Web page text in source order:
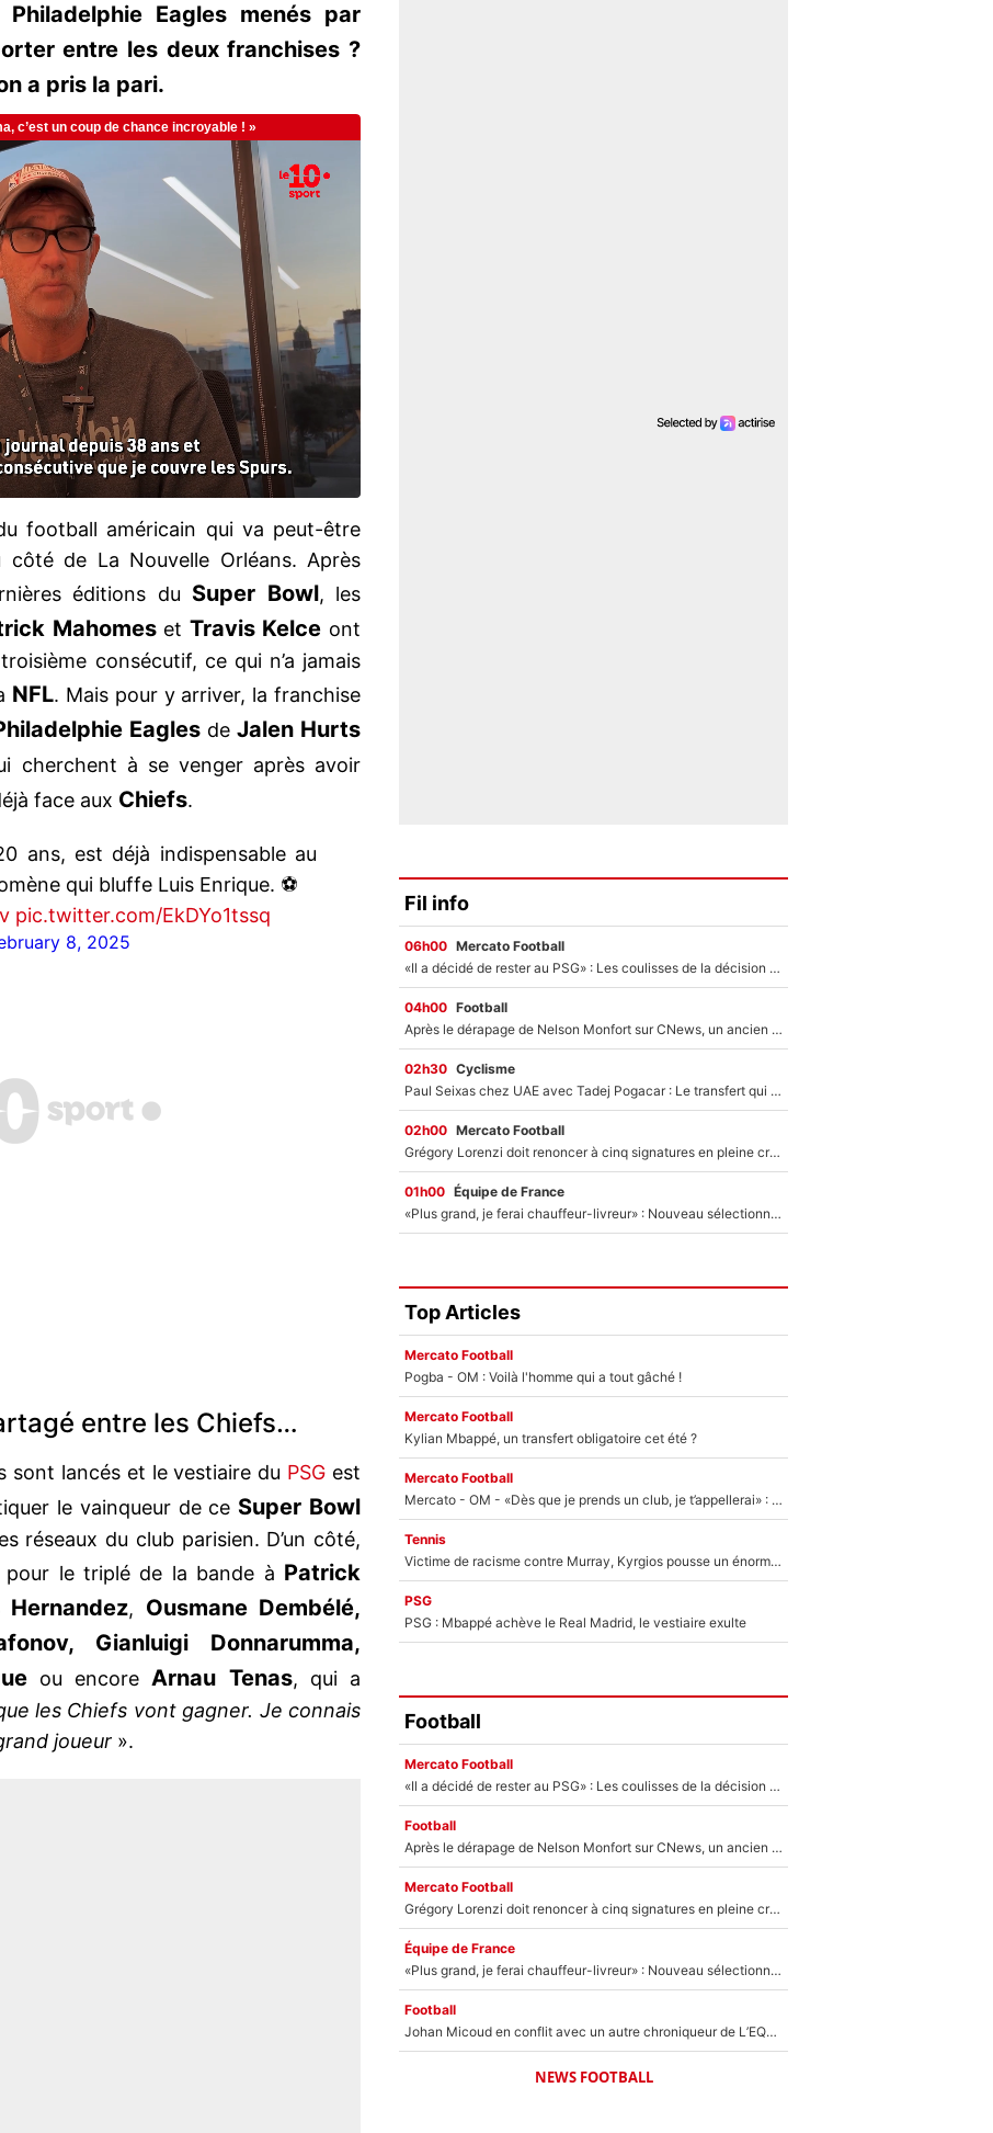
Eagles menés par
entre les deux franchises ?
a pris la pari.
football américain qui va peut-être
côté de La Nouvelle Orléans. Après
éditions du Super Bowl, les
Mahomeset Travis Kelce ont
consécutif, ce qui n’a jamais
NFL. Mais pour y arriver, la franchise
Eagles de Jalen Hurts
cherchent à se venger après avoir
face aux Chiefs.
ans, est déjà indispensable au
qui bluffe Luis Enrique. ⚽
pic.twitter.com/EkDYo1tssq
8, 2025
entre les Chiefs…
sont lancés et le vestiaire du PSG est
le vainqueur de ce Super Bowl
réseaux du club parisien. D’un côté,
le triplé de la bande à Patrick
Hernandez, Ousmane Dembélé,
Gianluigi Donnarumma,
ou encoreArnau Tenas, qui a
les Chiefs vont gagner. Je connais
joueur ».
Fil info
06h00 Mercato Football
«Il a décidé de rester au PSG» : Les coulisses de la décision de Lucas Chevalier pour son transfert
04h00 Football
Après le dérapage de Nelson Monfort sur CNews, un ancien journaliste de France Télévisions relance la polémique sur les incendies en Gironde
02h30 Cyclisme
Paul Seixas chez UAE avec Tadej Pogacar : Le transfert qui effraie le peloton, «c’est la pire des choses qui puisse arriver»
02h00 Mercato Football
Grégory Lorenzi doit renoncer à cinq signatures en pleine crise financière : L’IA propose sept noms à l’OM pour un mercato réussi... à seulement 5M€ !
01h00 Équipe de France
«Plus grand, je ferai chauffeur-livreur» : Nouveau sélectionneur des Bleus, Zinédine Zidane s’était imaginé un avenir très différent lorsqu'il était enfant
Top Articles
Mercato Football
Pogba - OM : Voilà l'homme qui a tout gâché !
Mercato Football
Kylian Mbappé, un transfert obligatoire cet été ?
Mercato Football
Mercato - OM - «Dès que je prends un club, je t’appellerai» : La promesse de Marcelino au moment de claquer la porte
Tennis
Victime de racisme contre Murray, Kyrgios pousse un énorme coup de gueule !
PSG
PSG : Mbappé achève le Real Madrid, le vestiaire exulte
Football
Mercato Football
«Il a décidé de rester au PSG» : Les coulisses de la décision de Lucas Chevalier pour son transfert
Football
Après le dérapage de Nelson Monfort sur CNews, un ancien journaliste de France Télévisions relance la polémique sur les incendies en Gironde
Mercato Football
Grégory Lorenzi doit renoncer à cinq signatures en pleine crise financière : L’IA propose sept noms à l’OM pour un mercato réussi... à seulement 5M€ !
Équipe de France
«Plus grand, je ferai chauffeur-livreur» : Nouveau sélectionneur des Bleus, Zinédine Zidane s’était imaginé un avenir très différent lorsqu'il était enfant
Football
Johan Micoud en conflit avec un autre chroniqueur de L’EQUIPE du Soir : «Pendant un moment, je ne les ai pas remis ensemble dans l'émission»
NEWS FOOTBALL